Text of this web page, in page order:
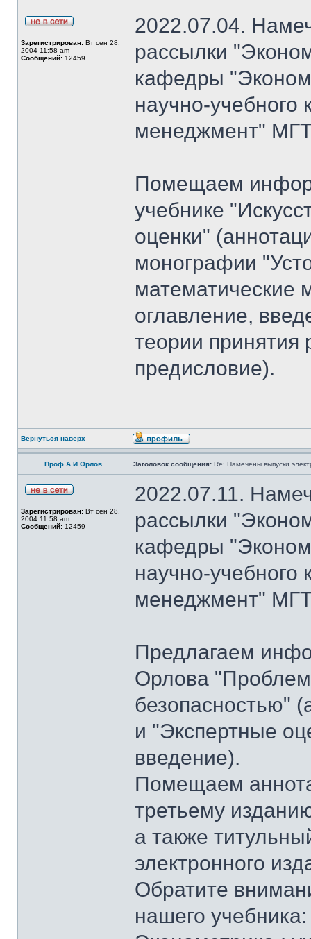
Зарегистрирован: Вт сен 28,
2004 11:58 am
Сообщений: 12459
2022.07.04.
рассылки
кафедры
научно-
менеджмент"
Помещаем
учебнике
оценки"
монографии
математические
оглавление,
теории
предисловие).
Вернуться наверх
Проф.А.И.Орлов Заголовок сообщения: Re: Намечены выпуски
Зарегистрирован: Вт сен 28,
2004 11:58 am
Сообщений: 12459
2022.07.11.
рассылки
кафедры
научно-
менеджмент"
Предлагаем
Орлова
безопасностью"
и "Экспертные
введение).
Помещаем
третьему
а также
электронного
Обратите
нашего учебника: